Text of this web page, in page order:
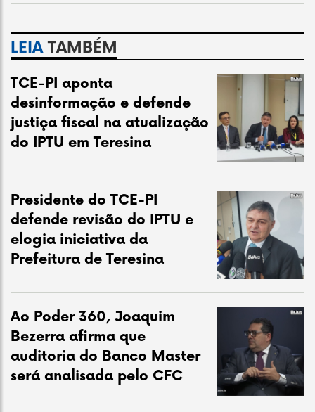
LEIATAMBÉM
TCE-PI aponta
desinformação e defende
justiça fiscal na atualização
do IPTU em Teresina
Presidente do TCE-PI
defende revisão do IPTU e
elogia iniciativa da
Prefeitura de Teresina
Ao Poder 360, Joaquim
Bezerra afirma que
auditoria do Banco Master
será analisada pelo CFC